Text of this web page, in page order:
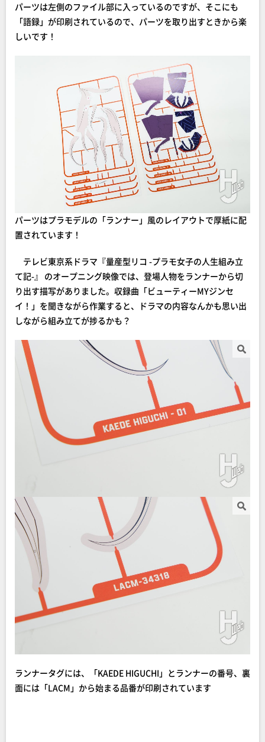
パーツは左側のファイル部に入っているのですが、そこにも
「語録」が印刷されているので、パーツを取り出すときから楽
しいです！
パーツはプラモデルの「ランナー」風のレイアウトで厚紙に配
置されています！
テレビ東京系ドラマ『量産型リコ -プラモ女子の人生組み立
て記-』 のオープニング映像では、登場人物をランナーから切
り出す描写がありました。収録曲「ビューティーMYジンセ
イ！」を聞きながら作業すると、ドラマの内容なんかも思い出
しながら組み立てが捗るかも？
ランナータグには、「KAEDE HIGUCHI」とランナーの番号、裏
面には「LACM」から始まる品番が印刷されています